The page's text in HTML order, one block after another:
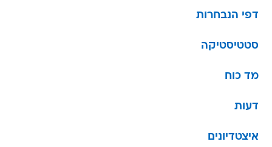
דפי הנבחרות
סטטיסטיקה
מד כוח
דעות
איצטדיונים